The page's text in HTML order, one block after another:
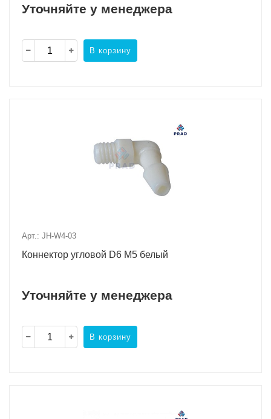
Уточняйте у менеджера
В корзину
Арт.: JH-W4-03
Коннектор угловой D6 M5 белый
Уточняйте у менеджера
В корзину